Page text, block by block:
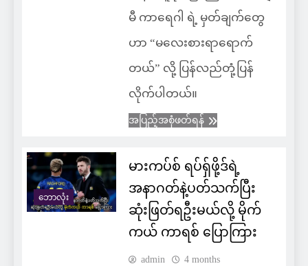
မီ ကာရေဂါ ရဲ့ မှတ်ချက်တွေ
ဟာ “မလေးစားရာရောက်
တယ်” လို့ ပြန်လည်တုံ့ပြန်
လိုက်ပါတယ်။
အပြည့်အစုံဖတ်ရန်
ဘောလုံး
မားကပ်စ် ရပ်ရှ်ဖို့ဒ်ရဲ့
အနာဂတ်နဲ့ပတ်သက်ပြီး
ဆုံးဖြတ်ရဦးမယ်လို့ မိုက်
ကယ် ကာရစ် ပြောကြား
admin
4 months